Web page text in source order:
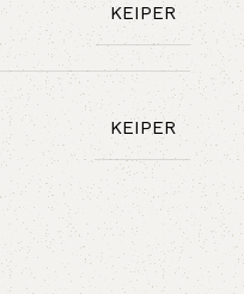
KEIPER
KEIPER